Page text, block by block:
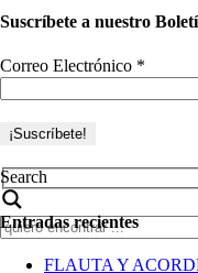
Suscríbete a nuestro
Correo Electrónico *
Search
Entradas recientes
FLAUTA Y